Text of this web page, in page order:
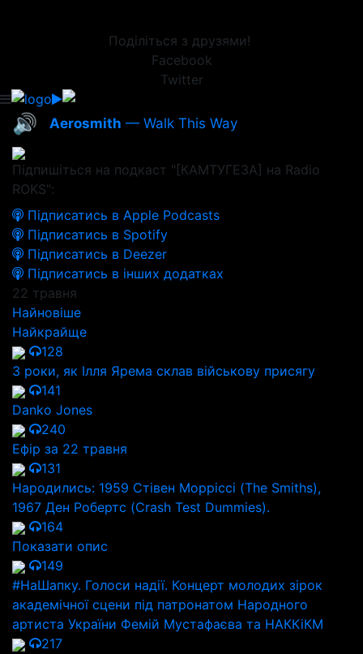
Поділіться з друзями!
Facebook
Twitter
🔊 Aerosmith — Walk This Way
Підпишіться на подкаст "[КАМТУГЕЗА] на Radio
ROKS":
Підписатись в Apple Podcasts
Підписатись в Spotify
Підписатись в Deezer
Підписатись в інших додатках
22 травня
Найновіше
Найкрайще
128
3 роки, як Ілля Ярема склав військову присягу
141
Danko Jones
240
Ефір за 22 травня
131
Народились: 1959 Стівен Морріссі (The Smiths),
1967 Ден Робертс (Crash Test Dummies).
164
Показати опис
149
#НаШапку. Голоси надії. Концерт молодих зірок
академічної сцени під патронатом Народного
артиста України Фемій Мустафаєва та НАККіКМ
217